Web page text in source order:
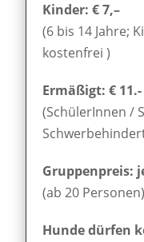
Kinder: € 7,–
(6 bis 14 Jahre;
kostenfrei )
Ermäßigt: € 11.-
(SchülerInnen /
Gruppenpreis:
(ab 20 Personen)
Hunde dürfen